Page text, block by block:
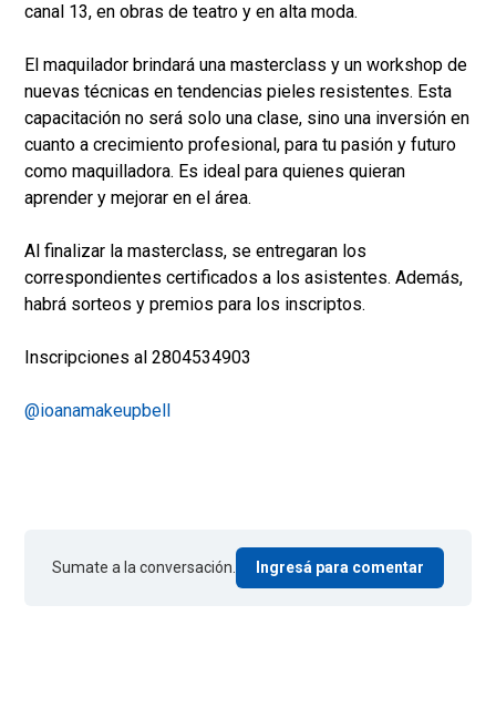
canal 13, en obras de teatro y en alta moda.
El maquilador brindará una masterclass y un workshop de
nuevas técnicas en tendencias pieles resistentes. Esta
capacitación no será solo una clase, sino una inversión en
cuanto a crecimiento profesional, para tu pasión y futuro
como maquilladora. Es ideal para quienes quieran
aprender y mejorar en el área.
Al finalizar la masterclass, se entregaran los
correspondientes certificados a los asistentes. Además,
habrá sorteos y premios para los inscriptos.
Inscripciones al 2804534903
@ioanamakeupbell
Sumate a la conversación. Ingresá para comentar